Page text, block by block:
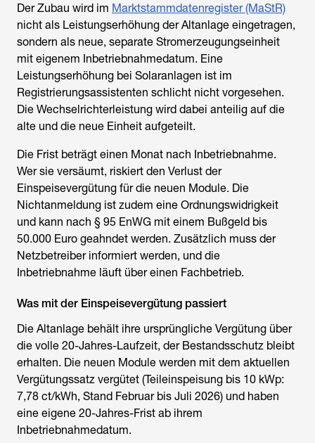
Der Zubau wird im Marktstammdatenregister (MaStR)
nicht als Leistungserhöhung der Altanlage eingetragen,
sondern als neue, separate Stromerzeugungseinheit
mit eigenem Inbetriebnahmedatum. Eine
Leistungserhöhung bei Solaranlagen ist im
Registrierungsassistenten schlicht nicht vorgesehen.
Die Wechselrichterleistung wird dabei anteilig auf die
alte und die neue Einheit aufgeteilt.
Die Frist beträgt einen Monat nach Inbetriebnahme.
Wer sie versäumt, riskiert den Verlust der
Einspeisevergütung für die neuen Module. Die
Nichtanmeldung ist zudem eine Ordnungswidrigkeit
und kann nach § 95 EnWG mit einem Bußgeld bis
50.000 Euro geahndet werden. Zusätzlich muss der
Netzbetreiber informiert werden, und die
Inbetriebnahme läuft über einen Fachbetrieb.
Was mit der Einspeisevergütung passiert
Die Altanlage behält ihre ursprüngliche Vergütung über
die volle 20-Jahres-Laufzeit, der Bestandsschutz bleibt
erhalten. Die neuen Module werden mit dem aktuellen
Vergütungssatz vergütet (Teileinspeisung bis 10 kWp:
7,78 ct/kWh, Stand Februar bis Juli 2026) und haben
eine eigene 20-Jahres-Frist ab ihrem
Inbetriebnahmedatum.